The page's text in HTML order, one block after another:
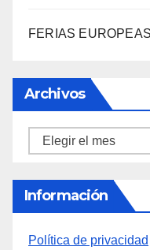
FERIAS
Archivos
Archivos
Información
Política de privacidad